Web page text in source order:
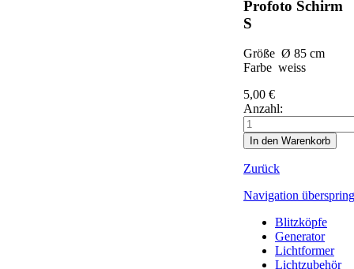
Profoto Schirm
S
Größe Ø 85 cm
Farbe weiss
5,00 €
Anzahl:
Zurück
Navigation
Blitzköpfe
Generator
Lichtformer
Lichtzubehör